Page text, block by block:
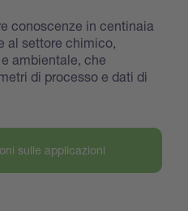
conoscenze in centinaia
al settore chimico,
ambientale, che
di processo e dati di
sulle applicazioni